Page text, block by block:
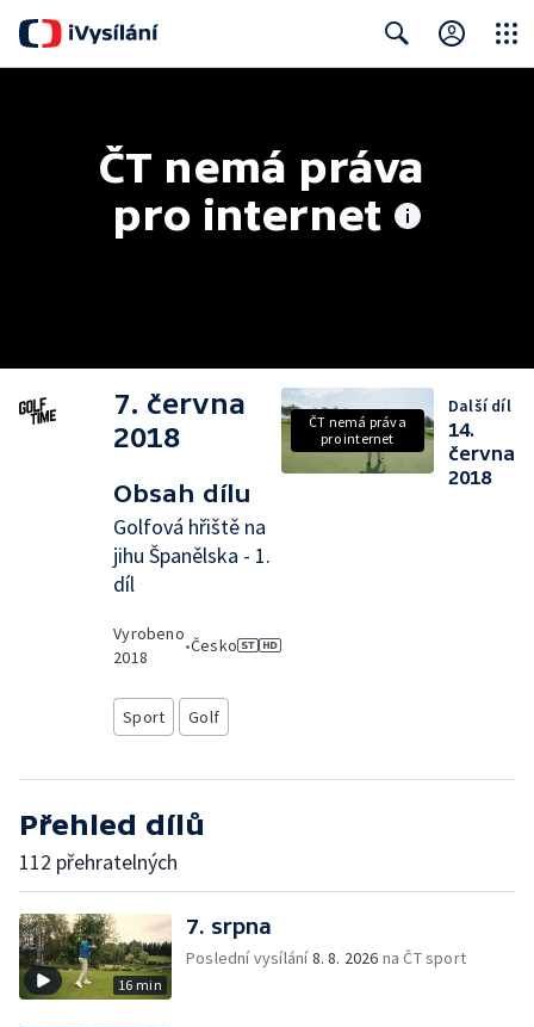
ČT nemá práva
pro internet
7. června
2018
Obsah dílu
Golfová hřiště na
jihu Španělska - 1.
díl
Vyrobeno
2018
•Česko
Sport Golf
ČT nemá práva
pro internet
Další díl
14.
června
2018
Přehled dílů
112 přehratelných
16 min
7. srpna
Poslední vysílání8. 8. 2026 na ČT sport